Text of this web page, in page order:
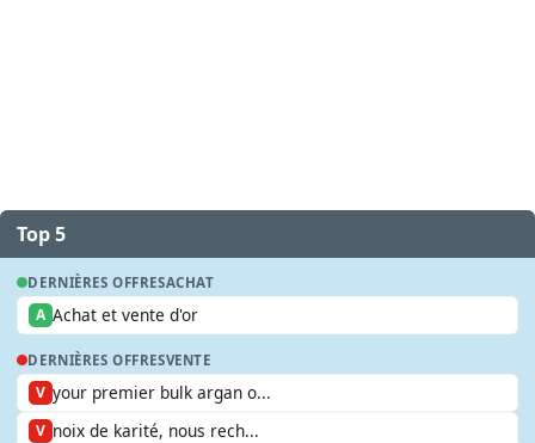
Top 5
DERNIÈRES OFFRESACHAT
A Achat et vente d'or
DERNIÈRES OFFRESVENTE
V your premier bulk argan o...
V noix de karité, nous rech...